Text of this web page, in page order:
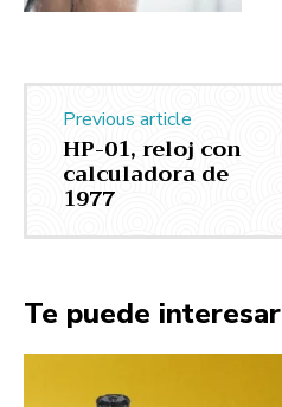
Previous article
HP-01, reloj con
calculadora de
1977
Te puede interesar